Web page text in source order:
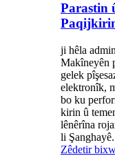
Parastin
ji hêla
Makîneyên
gelek
elektronîk,
bo ku
kirin û
lênêrîna
li
Zêdetir